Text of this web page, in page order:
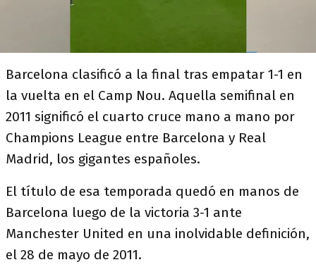
Barcelona clasificó a la final tras empatar 1-1 en
la vuelta en el Camp Nou. Aquella semifinal en
2011 significó el cuarto cruce mano a mano por
Champions League entre Barcelona y Real
Madrid, los gigantes españoles.
El título de esa temporada quedó en manos de
Barcelona luego de la victoria 3-1 ante
Manchester United en una inolvidable definición,
el 28 de mayo de 2011.